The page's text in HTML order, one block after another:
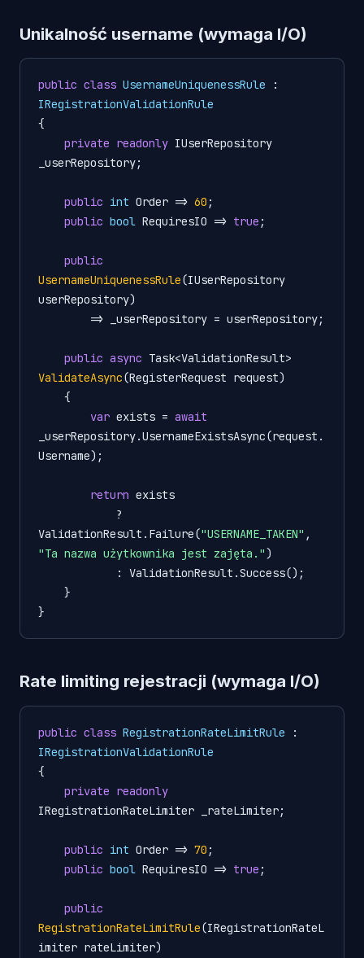
Unikalność username (wymaga I/O)
public class UsernameUniquenessRule
IRegistrationValidationRule
{
private readonly IUserRepository
_userRepository;
public int Order => 60 ;
public bool RequiresIO => true ;
public
UsernameUniquenessRule(IUserRepository
userRepository)
public async
ValidateAsync(RegisterRequest request)
var exists = await
_userRepository.UsernameExistsAsync(request.
Username);
return exists
ValidationResult.Failure("USERNAME_TAKEN"
"Ta nazwa użytkownika jest zajęta." )
Rate limiting rejestracji (wymaga I/O)
public class RegistrationRateLimitRule
IRegistrationValidationRule
{
private readonly
IRegistrationRateLimiter _rateLimiter;
public int Order => 70 ;
public bool RequiresIO => true ;
public
RegistrationRateLimitRule(IRegistrationRateL
imiter rateLimiter)